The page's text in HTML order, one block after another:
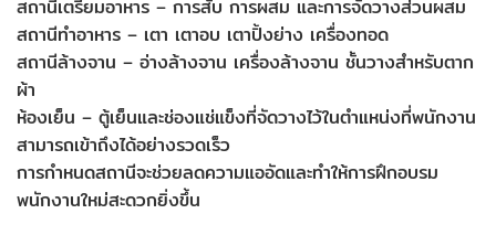
สถานีเตรียมอาหาร – การสับ การผสม และการจัดวางส่วนผสม
สถานีทำอาหาร – เตา เตาอบ เตาปิ้งย่าง เครื่องทอด
สถานีล้างจาน – อ่างล้างจาน เครื่องล้างจาน ชั้นวางสำหรับตาก
ผ้า
ห้องเย็น – ตู้เย็นและช่องแช่แข็งที่จัดวางไว้ในตำแหน่งที่พนักงาน
สามารถเข้าถึงได้อย่างรวดเร็ว
การกำหนดสถานีจะช่วยลดความแออัดและทำให้การฝึกอบรม
พนักงานใหม่สะดวกยิ่งขึ้น